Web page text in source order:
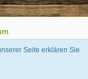
Seite erklären Sie